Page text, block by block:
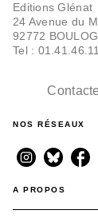
Editions Glénat
24 Avenue du
92772
Tel :
NOS RÉSEAUX
A PROPOS